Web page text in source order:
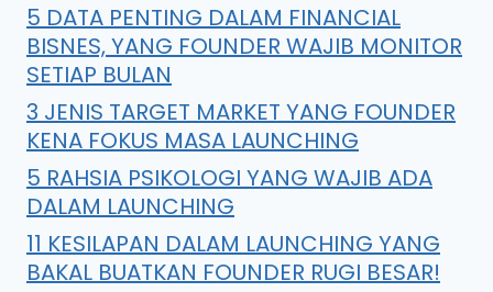
5 DATA PENTING DALAM FINANCIAL
BISNES, YANG FOUNDER WAJIB MONITOR
SETIAP BULAN
3 JENIS TARGET MARKET YANG FOUNDER
KENA FOKUS MASA LAUNCHING
5 RAHSIA PSIKOLOGI YANG WAJIB ADA
DALAM LAUNCHING
11 KESILAPAN DALAM LAUNCHING YANG
BAKAL BUATKAN FOUNDER RUGI BESAR!